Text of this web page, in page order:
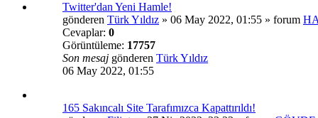
Twitter'dan Yeni Hamle!
gönderen Türk Yıldız » 06 May 2022, 01:55 » forum
Cevaplar: 0
Görüntüleme: 17757
Son mesaj gönderen Türk Yıldız
06 May 2022, 01:55
165 Sakıncalı Site Tarafımızca Kapattırıldı!